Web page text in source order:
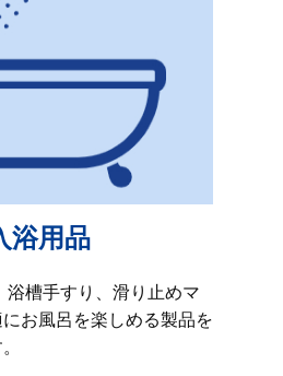
浴用品
浴槽手すり、滑り止めマ
お風呂を楽しめる製品を